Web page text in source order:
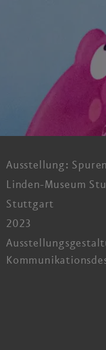
Ausstellung:
Linden-Museum
Stuttgart
2023